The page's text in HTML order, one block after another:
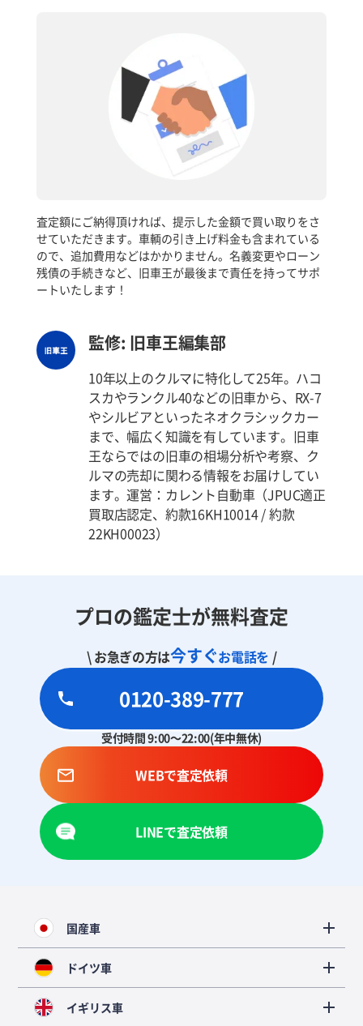
査定額にご納得頂ければ、提示した金額で買い取りをさ
せていただきます。車輌の引き上げ料金も含まれている
ので、追加費用などはかかりません。名義変更やローン
残債の手続きなど、旧車王が最後まで責任を持ってサポ
ートいたします！
監修: 旧車王編集部
10年以上のクルマに特化して25年。ハコ
スカやランクル40などの旧車から、RX-7
やシルビアといったネオクラシックカー
まで、幅広く知識を有しています。旧車
王ならではの旧車の相場分析や考察、ク
ルマの売却に関わる情報をお届けしてい
ます。運営：カレント自動車（JPUC適正
買取店認定、約款16KH10014 / 約款
22KH00023）
プロの鑑定士が無料査定
\ お急ぎの方は今すぐお電話を /
0120-389-777
受付時間 9:00～22:00(年中無休)
WEBで査定依頼
LINEで査定依頼
国産車
ドイツ車
イギリス車